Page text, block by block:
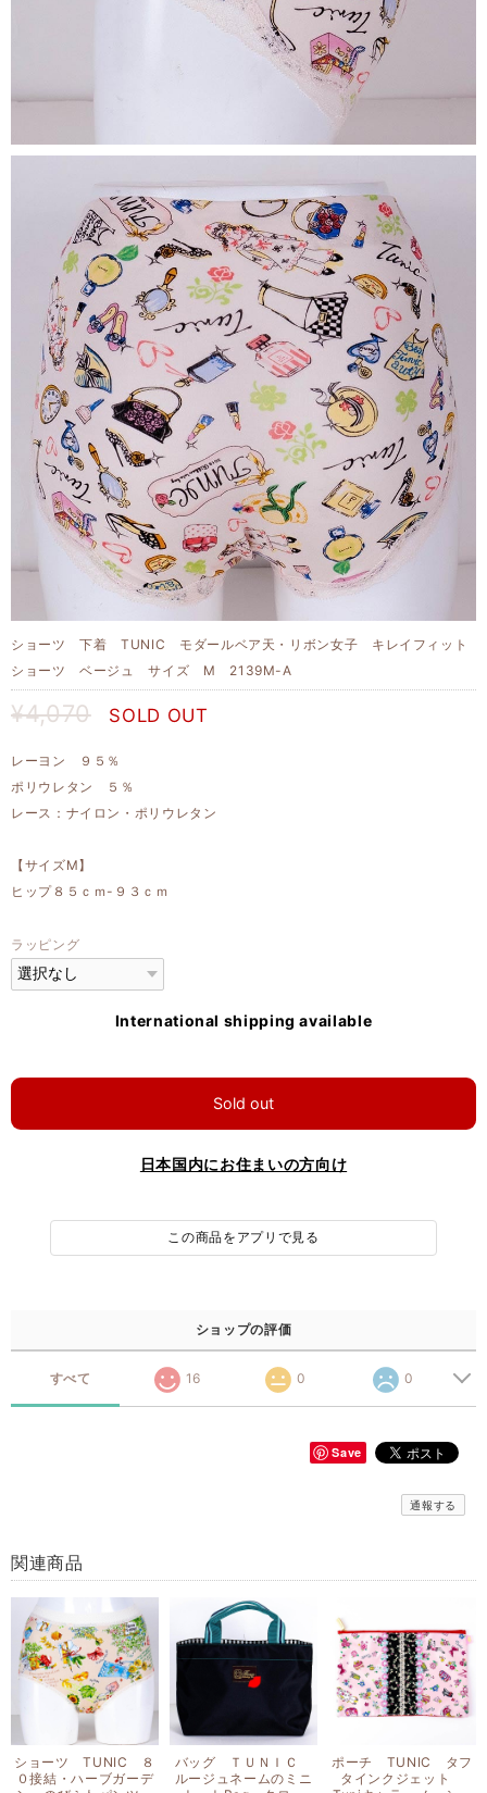
ショーツ 下着 TUNIC モダールベア天・リボン女子 キレイフィット
ショーツ ベージュ サイズ M 2139M-A
¥4,070 SOLD OUT
レーヨン ９５％
ポリウレタン ５％
レース：ナイロン・ポリウレタン
【サイズM】
ヒップ８５ｃｍ-９３ｃｍ
ラッピング
International shipping available
Sold out
日本国内にお住まいの方向け
この商品をアプリで見る
ショップの評価
すべて 16 0 0
Save
通報する
関連商品
ショーツ TUNIC ８
０接結・ハーブガーデ
バッグ ＴＵＮＩＣ
ルージュネームのミニ
ポーチ TUNIC タフ
タインクジェット